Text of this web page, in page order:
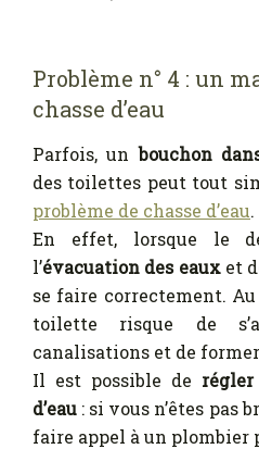
Problème n° 4 : un
chasse d’eau
Parfois, unbouchon
des toilettes peut tout
problème de chasse d’eau.
En effet, lorsque le
l’évacuation des eaux et
se faire correctement.
toilette risque de
canalisations et de
Il est possible de
d’eau : si vous n’êtes pas
faire appel à un plombier